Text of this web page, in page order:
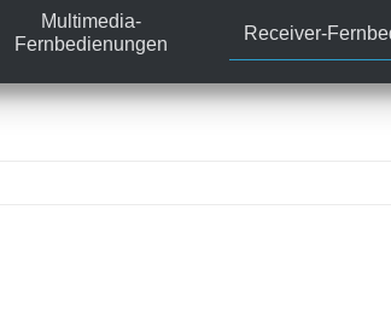
Multimedia-
Fernbedienungen
Receiver-